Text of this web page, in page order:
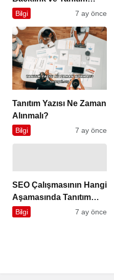
Yazısı Taktikleri
Bilgi 7 ay önce
Tanıtım Yazısı Ne Zaman
Alınmalı?
Bilgi 7 ay önce
SEO Çalışmasının Hangi
Aşamasında Tanıtım
Yazısı Alınır?
Bilgi 7 ay önce